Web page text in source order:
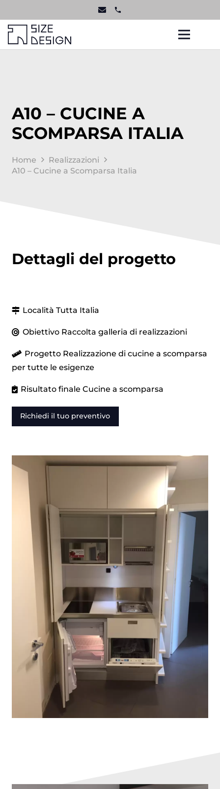
phone
A10 – CUCINE A
SCOMPARSA ITALIA
Home
Realizzazioni
A10 – Cucine a Scomparsa Italia
Dettagli del progetto
LocalitàTutta Italia
Obiettivo Raccolta galleria di realizzazioni
Progetto Realizzazione di cucine a scomparsa
per tutte le esigenze
Risultato finaleCucine a scomparsa
Richiedi il tuo preventivo